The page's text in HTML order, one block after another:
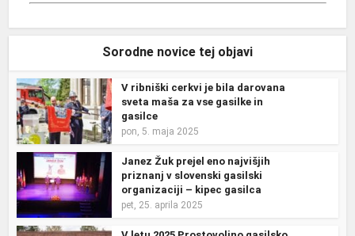
Sorodne novice tej objavi
V ribniški cerkvi je bila darovana
sveta maša za vse gasilke in
gasilce
pon, 5. maja 2025
Janez Žuk prejel eno najvišjih
priznanj v slovenski gasilski
organizaciji – kipec gasilca
pet, 25. aprila 2025